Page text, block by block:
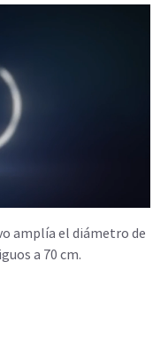
amplía el diámetro de
a 70 cm.